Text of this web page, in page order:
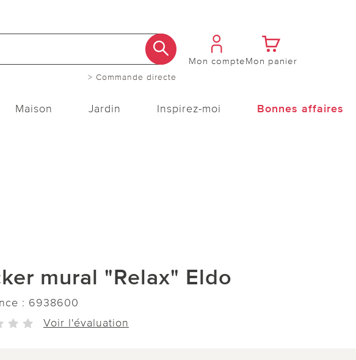
> Commande directe
Mon compteMon panier
Maison Jardin Inspirez-moi Bonnes affaires
mural "Relax" Eldo
: 6938600
Voir l'évaluation